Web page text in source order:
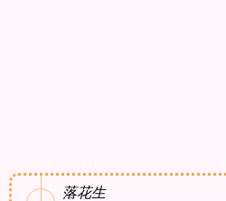
落花生